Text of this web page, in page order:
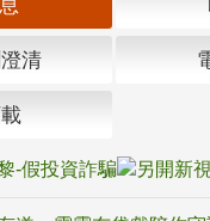
清
-假投資詐騙